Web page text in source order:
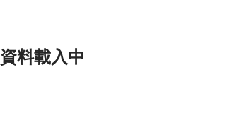
資料載入中